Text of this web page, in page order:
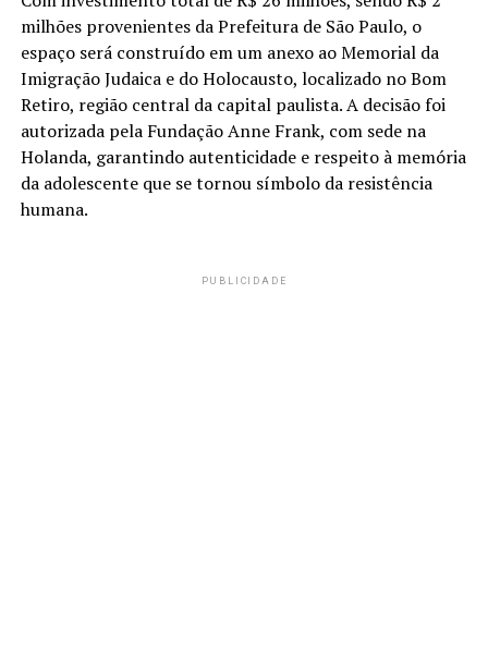
milhões provenientes da Prefeitura de São Paulo, o
espaço será construído em um anexo ao Memorial da
Imigração Judaica e do Holocausto, localizado no Bom
Retiro, região central da capital paulista. A decisão foi
autorizada pela Fundação Anne Frank, com sede na
Holanda, garantindo autenticidade e respeito à memória
da adolescente que se tornou símbolo da resistência
humana.
PUBLICIDADE